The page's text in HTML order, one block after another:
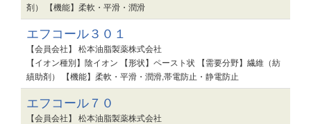
剤） 【機能】柔軟・平滑・潤滑
エフコール３０１
【会員会社】 松本油脂製薬株式会社
【イオン種別】陰イオン 【形状】ペースト状 【需要分野】繊維（紡
績助剤） 【機能】柔軟・平滑・潤滑,帯電防止・静電防止
エフコール７０
【会員会社】 松本油脂製薬株式会社